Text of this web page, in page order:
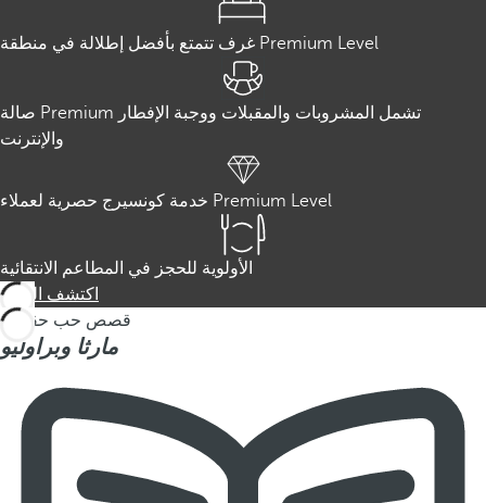
غرف تتمتع بأفضل إطلالة في منطقة Premium Level
صالة Premium تشمل المشروبات والمقبلات ووجبة الإفطار
والإنترنت
خدمة كونسيرج حصرية لعملاء Premium Level
الأولوية للحجز في المطاعم الانتقائية
اكتشف المزيد
قصص حب حقيقية
مارثا وبراوليو